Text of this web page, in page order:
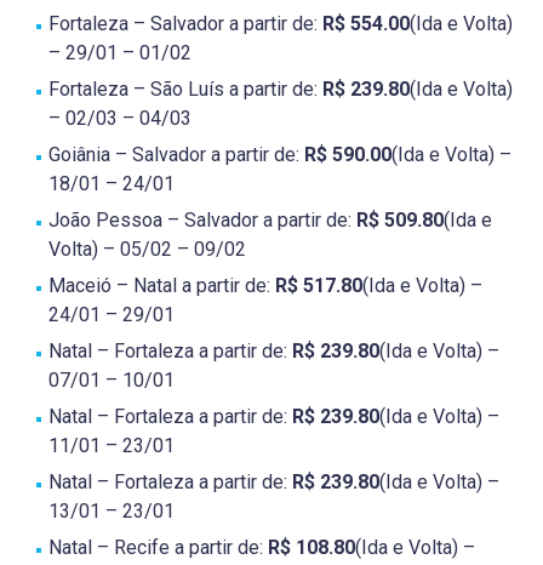
Fortaleza – Salvador a partir de: R$ 554.00(Ida e Volta)
– 29/01 – 01/02
Fortaleza – São Luís a partir de: R$ 239.80(Ida e Volta)
– 02/03 – 04/03
Goiânia – Salvador a partir de: R$ 590.00(Ida e Volta) –
18/01 – 24/01
João Pessoa – Salvador a partir de: R$ 509.80(Ida e
Volta) – 05/02 – 09/02
Maceió – Natal a partir de: R$ 517.80(Ida e Volta) –
24/01 – 29/01
Natal – Fortaleza a partir de: R$ 239.80(Ida e Volta) –
07/01 – 10/01
Natal – Fortaleza a partir de: R$ 239.80(Ida e Volta) –
11/01 – 23/01
Natal – Fortaleza a partir de: R$ 239.80(Ida e Volta) –
13/01 – 23/01
Natal – Recife a partir de: R$ 108.80(Ida e Volta) –